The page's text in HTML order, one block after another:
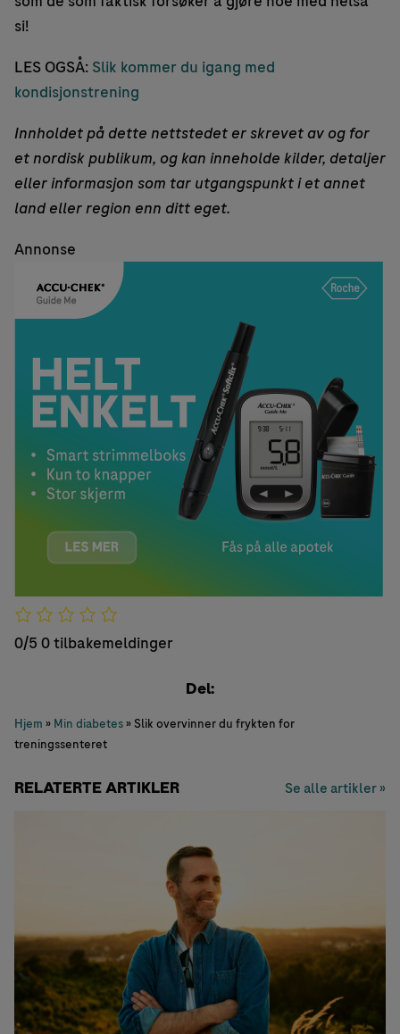
si!
LES OGSÅ: Slik kommer du igang med
kondisjonstrening
Innholdet på dette nettstedet er skrevet av og for
et nordisk publikum, og kan inneholde kilder, detaljer
eller informasjon som tar utgangspunkt i et annet
land eller region enn ditt eget.
Annonse
0/5 0 tilbakemeldinger
Del:
Hjem » Min diabetes» Slik overvinner du frykten for
treningssenteret
RELATERTE ARTIKLER Se alle artikler »